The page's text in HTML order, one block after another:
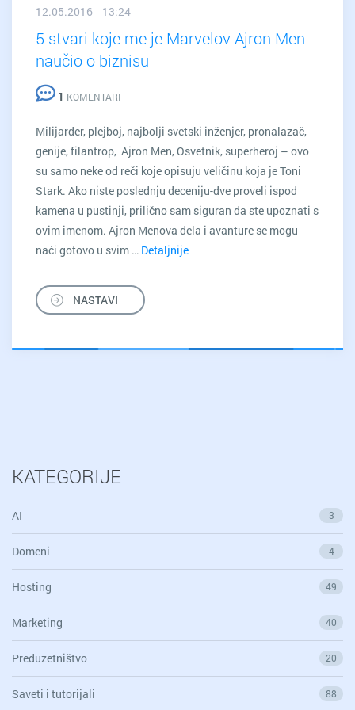
12.05.2016 13:24
5 stvari koje me je Marvelov Ajron Men
naučio o biznisu
1 KOMENTARI
Milijarder, plejboj, najbolji svetski inženjer, pronalazač,
genije, filantrop, Ajron Men, Osvetnik, superheroj – ovo
su samo neke od reči koje opisuju veličinu koja je Toni
Stark. Ako niste poslednju deceniju-dve proveli ispod
kamena u pustinji, prilično sam siguran da ste upoznati s
ovim imenom. Ajron Menova dela i avanture se mogu
naći gotovo u svim … Detaljnije
Marvelov
NASTAVI
KATEGORIJE
AI 3
Domeni 4
Hosting 49
Marketing 40
Preduzetništvo 20
Saveti i tutorijali 88